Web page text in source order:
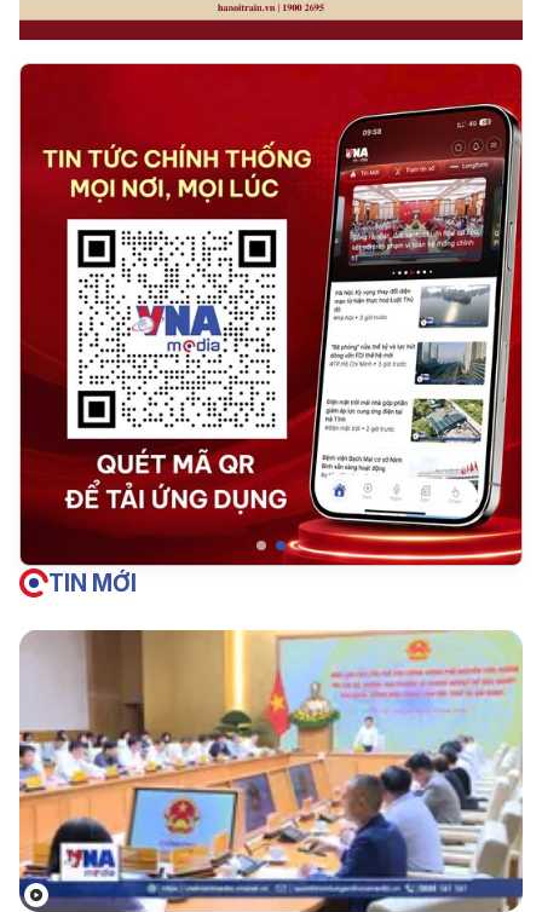
TIN MỚI